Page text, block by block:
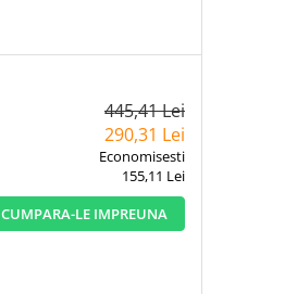
445,41 Lei
290,31 Lei
Economisesti
155,11 Lei
CUMPARA-LE IMPREUNA